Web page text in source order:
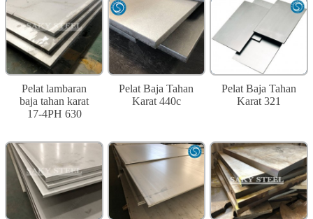
Pelat lambaran
baja tahan karat
17-4PH 630
Pelat Baja Tahan
Karat 440c
Pelat Baja Tahan
Karat 321